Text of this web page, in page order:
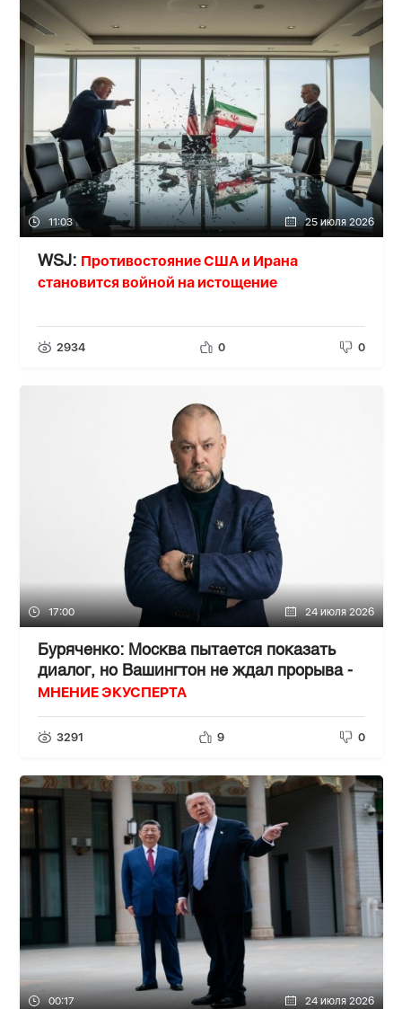
11:03 25 июля 2026
WSJ: Противостояние США и Ирана
становится войной на истощение
2934 0 0
17:00 24 июля 2026
Буряченко: Москва пытается показать
диалог, но Вашингтон не ждал прорыва -
МНЕНИЕ ЭКУСПЕРТА
3291 9 0
00:17 24 июля 2026